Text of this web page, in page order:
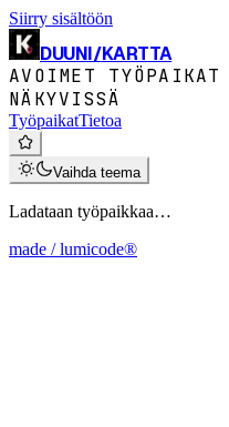
Siirry sisältöön
DUUNI/KARTTA
AVOIMET
NÄKYVISSÄ
TyöpaikatTietoa
Vaihda teema
Ladataan työpaikkaa…
made / lumicode®